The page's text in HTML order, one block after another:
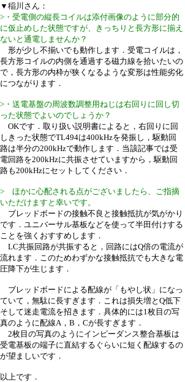
▼稲川さん：
>・受電側の縦長コイルは添付画像のように部分的
に仮止めした状態ですが、きっちりと長方形に揃え
ないと通電しませんか？
形が少し不揃いでも動作します．受電コイルは，
長方形コイルの内側を通過する磁力線を拾いたいの
で，長方形の内枠が狭くなるような変形は性能劣化
につながります．
>・送電基盤の周波数調整用ねじは右回りに回し切
った状態でよいのでしょうか？
OKです．取り扱い説明書によると，右回りに回
しきった状態でTL494は400kHzを発振し，駆動回
路は半分の200kHzで動作します．当該記事では受
電回路を200kHzに共振させていますから，駆動回
路も200kHzにセットしてください．
> ほかに心配される点がございましたら、ご指摘
いただけますと幸いです。
ブレッドボードの接触不良と接触抵抗が気がかり
です．ユニバーサル基板などを使って半田付けする
ことを強くおすすめします．
LC共振回路が共振すると，回路にはQ倍の電流が
流れます．このためわずかな接触抵抗でも大きな電
圧降下が生じます．
ブレッドボードによる配線が「もやし状」になっ
ていて，無駄に長すぎます．これは損失増とQ低下
そして迷走電流を招きます．具体的には1枚目の写
真のように配線A，B，Cが長すぎます．
2枚目の写真のようにインピーダンス整合基板は
受電基板の端子に直結するぐらいに短く配線するの
が望ましいです．
以上です．